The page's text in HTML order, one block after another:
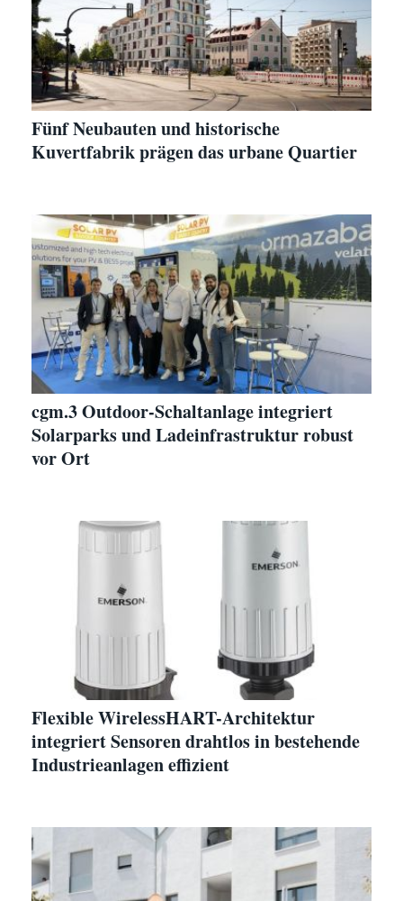
Fünf Neubauten und historische
Kuvertfabrik prägen das urbane Quartier
cgm.3 Outdoor-Schaltanlage integriert
Solarparks und Ladeinfrastruktur robust
vor Ort
Flexible WirelessHART-Architektur
integriert Sensoren drahtlos in bestehende
Industrieanlagen effizient